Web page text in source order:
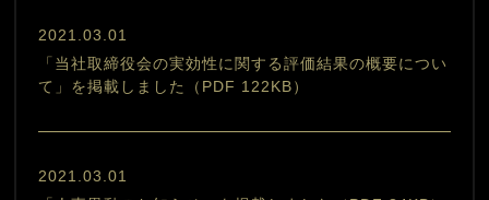
2021.03.01
「当社取締役会の実効性に関する評価結果の概要につい
て」を掲載しました（PDF 122KB）
2021.03.01